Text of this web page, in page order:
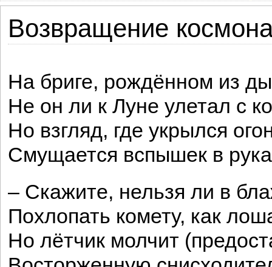
Возвращение
На бриге, рождённом из
Не он ли к Луне улетал с
Но взгляд, где укрылся
Смущается вспышек в
– Скажите, нельзя ли в
Похлопать комету, как
Но лётчик молчит